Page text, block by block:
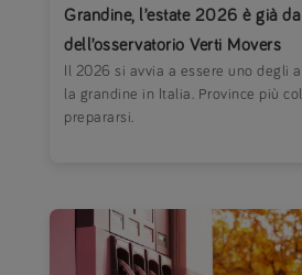
Grandine, l’estate 2026 è già
dell’osservatorio Verti Movers
Il 2026 si avvia a essere uno degli
la grandine in Italia. Province più
prepararsi.